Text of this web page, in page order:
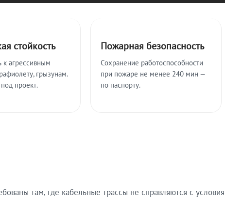
стойкость
к агрессивным
грызунам.
проект.
Пожарная безопасность
Сохранение работоспособности
при пожаре не менее 240 мин —
по паспорту.
там, где кабельные трассы не справляются с